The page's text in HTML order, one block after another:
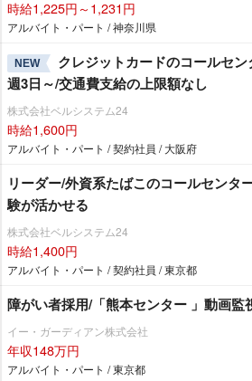
時給1,225円～1,231円
アルバイト・パート / 神奈川県
NEW
クレジットカードのコールセ
週3日～/交通費支給の上限額なし
株式会社ベルシステム24
時給1,600円
アルバイト・パート / 契約社員 / 大阪府
リーダー/外資系たばこのコールセンタ
験が活かせる
株式会社ベルシステム24
時給1,400円
アルバイト・パート / 契約社員 / 東京都
障がい者採用/「熊本センター 」動画監
イー・ガーディアン株式会社
年収148万円
アルバイト・パート / 東京都